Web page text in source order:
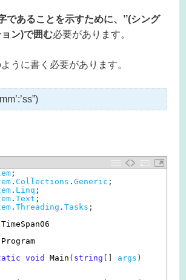
であることを示すために、’’(シング
ン)で囲む必要があります。
うに書く必要があります。
;
. Collections . Generic ;
. Linq ;
. Text ;
. Threading . Tasks ;
TimeSpan06
Program
void Main ( string args )